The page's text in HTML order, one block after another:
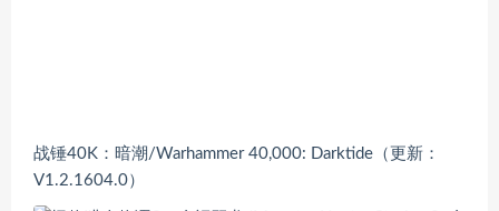
战锤40K：暗潮/Warhammer 40,000: Darktide（更新：
V1.2.1604.0）